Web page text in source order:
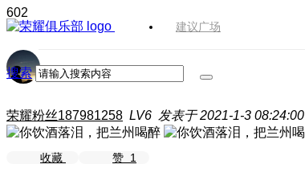
建议广场
搜索
602
荣耀粉丝187981258 LV6 发表于 2021-1-3 08:24:00
收藏 赞 1